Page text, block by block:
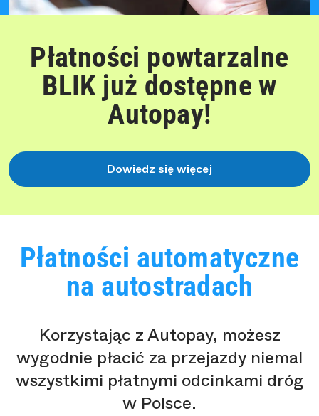
Płatności powtarzalne
BLIK już dostępne w
Autopay!
Dowiedz się więcej
Płatności automatyczne
na autostradach
Korzystając z Autopay, możesz
wygodnie płacić za przejazdy niemal
wszystkimi płatnymi odcinkami dróg
w Polsce.